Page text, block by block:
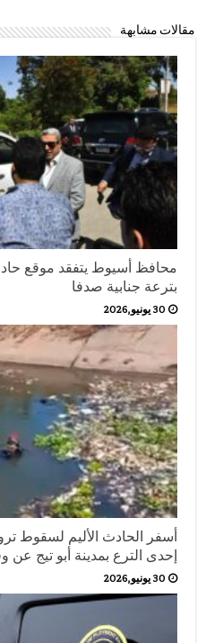
مقالات مشابهة
محافظ أسيوط يتفقد موقع
بترعة جنابية صدفا
30 يونيو,2026
أسفر الحادث الأليم لسقوط
إحدى الترع بمدينة أبو تيج عن وفاة 8 أشخاص
30 يونيو,2026